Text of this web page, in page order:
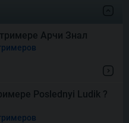
Арчи Знал
Poslednyi Ludik ?